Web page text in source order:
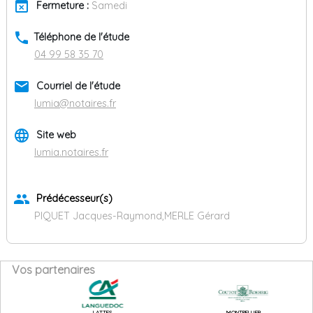
event_busy Fermeture : Samedi
phone Téléphone de l'étude
04 99 58 35 70
email
Courriel de l'étude
lumia@notaires.fr
language
Site web
lumia.notaires.fr
group
Prédécesseur(s)
PIQUET Jacques-Raymond,MERLE Gérard
Vos partenaires